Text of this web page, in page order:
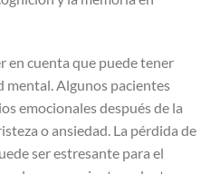
en cuenta que puede tener
mental. Algunos pacientes
emocionales después de la
o ansiedad. La pérdida de
ser estresante para el